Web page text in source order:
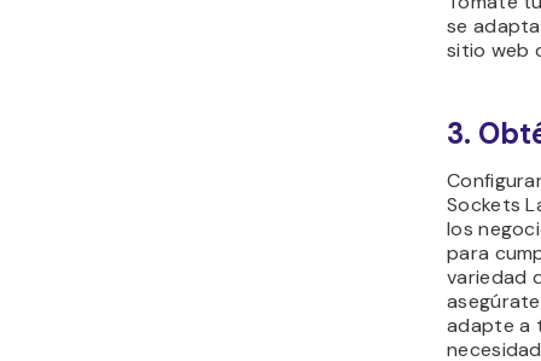
se
sitio web
3.
Sockets
los
para
variedad
adapte a